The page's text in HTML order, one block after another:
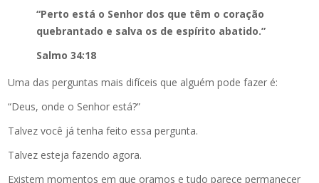
“Perto está o Senhor dos que têm o coração
quebrantado e salva os de espírito abatido.”
Salmo 34:18
Uma das perguntas mais difíceis que alguém pode fazer é:
“Deus, onde o Senhor está?”
Talvez você já tenha feito essa pergunta.
Talvez esteja fazendo agora.
Existem momentos em que oramos e tudo parece permanecer